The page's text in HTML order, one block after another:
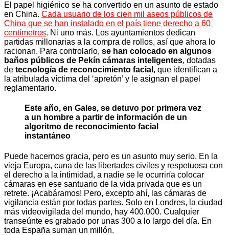
El papel higiénico se ha convertido en un asunto de estado
en China. Cada usuario de los cien mil aseos públicos de
China que se han instalado en el país tiene derecho a 60
centímetros. Ni uno más. Los ayuntamientos dedican
partidas millonarias a la compra de rollos, así que ahora lo
racionan. Para controlarlo, se han colocado en algunos
baños públicos de Pekín cámaras inteligentes, dotadas
de tecnología de reconocimiento facial , que identifican a
la atribulada víctima del ‘apretón’ y le asignan el papel
reglamentario.
Este año, en Gales, se detuvo por primera vez
a un hombre a partir de información de un
algoritmo de reconocimiento facial
instantáneo
Puede hacernos gracia, pero es un asunto muy serio. En la
vieja Europa, cuna de las libertades civiles y respetuosa con
el derecho a la intimidad, a nadie se le ocurriría colocar
cámaras en ese santuario de la vida privada que es un
retrete. ¡Acabáramos! Pero, excepto ahí, las cámaras de
vigilancia están por todas partes. Solo en Londres, la ciudad
más videovigilada del mundo, hay 400.000. Cualquier
transeúnte es grabado por unas 300 a lo largo del día. En
toda España suman un millón.